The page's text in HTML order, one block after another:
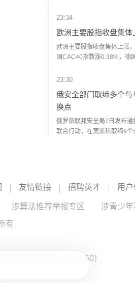
23:34
欧洲主要股指收盘集体
欧洲主要股指收盘集体上涨
国CAC40指数涨0.38%，德
23:30
俄安全部门取缔多个
换点
俄罗斯联邦安全局7日发布
联合行动，在莫斯科取缔9
大使馆及相关协会：
声明，明确指出近期网络及
运营的中资矿业企业，其开
美国7月纽约联储1年
友情链接 招聘英才 用户
涉算法推荐举报专区
涉青少
有
核发证书编号：ZX0050）